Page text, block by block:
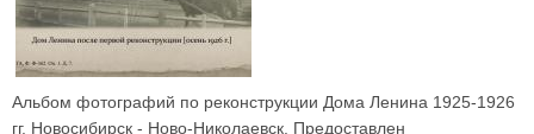
Альбом фотографий по реконструкции Дома Ленина 1925-1926
гг. Новосибирск - Ново-Николаевск. Предоставлен